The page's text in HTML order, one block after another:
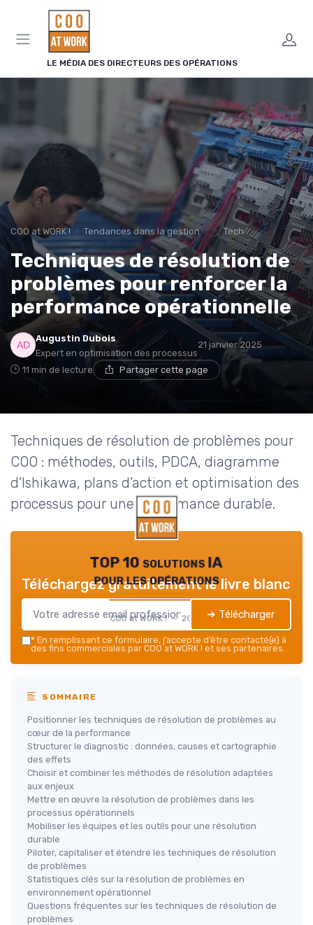
LE MÉDIA DES DIRECTEURS DES OPÉRATIONS
COO at WORK ! Tendances dans la gestion des opérations Tech
Techniques de résolution de
problèmes pour renforcer la
performance opérationnelle
Augustin Dubois
Expert en optimisation des processus
21 janvier 2025
11 min de lecture Partager cette page
Techniques de résolution de problèmes pour
COO : méthodes, outils, PDCA, diagramme
d’Ishikawa, plans d’action et optimisation des
processus pour une performance durable.
TOP 10 solutions IA
pour les opérations
COO at WORK ! — 2026
Téléchargez gratuitement le livre blanc
➔ Télécharger
* En remplissant ce formulaire, j’accepte d’être contacté(e) à
des fins commerciales par COO at WORK ! et ses partenaires.
SOMMAIRE
Positionner les techniques de résolution de problèmes au
cœur de la performance
Structurer le diagnostic : données, causes et cartographie
des effets
Choisir et combiner les méthodes de résolution adaptées
aux enjeux
Mettre en œuvre la résolution de problèmes dans les
processus opérationnels
Mobiliser les équipes et les outils pour une résolution
durable
Piloter, capitaliser et étendre les techniques de résolution
de problèmes
Statistiques clés sur la résolution de problèmes en
environnement opérationnel
Questions fréquentes sur les techniques de résolution de
problèmes
Panneau de gestion des cookies